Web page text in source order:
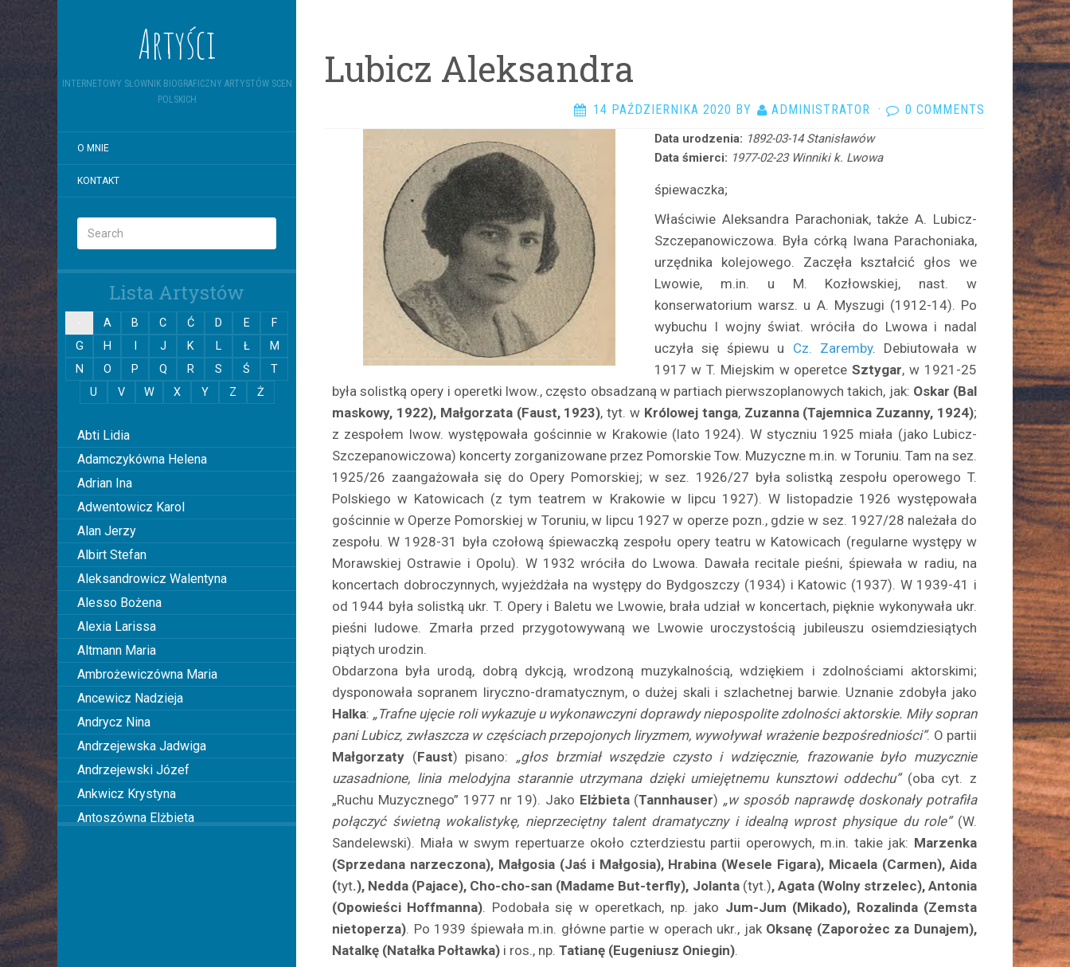
Artyści
INTERNETOWY SŁOWNIK BIOGRAFICZNY ARTYSTÓW SCEN
POLSKICH
O MNIE
KONTAKT
Lista Artystów
A B C Ć D E
F
G
H J K L Ł
M
N
O P Q R S Ś
T
U
V W X Y Z Ż
Abti Lidia
Adamczykówna Helena
Adrian Ina
Adwentowicz Karol
Alan Jerzy
Albirt Stefan
Aleksandrowicz Walentyna
Alesso Bożena
Alexia Larissa
Altmann Maria
Ambrożewiczówna Maria
Ancewicz Nadzieja
Andrycz Nina
Andrzejewska Jadwiga
Andrzejewski Józef
Ankwicz Krystyna
Antoszówna Elżbieta
Lubicz Aleksandra
14 PAŹDZIERNIKA 2020 BY ADMINISTRATOR · 0 COMMENTS
Data urodzenia: 1892-03-14 Stanisławów
Data śmierci: 1977-02-23 Winniki k. Lwowa
śpiewaczka;
Właściwie Aleksandra Parachoniak, tak­że A. Lubicz-
Szczepanowiczowa. Była córką Iwana Parachoniaka,
urzędnika kolejowego. Zaczęła kształcić głos we
Lwowie, m.in. u M. Kozłowskiej, nast. w
konserwatorium warsz. u A. Myszugi (1912-14). Po
wybuchu I wojny świat. wróciła do Lwowa i nadal
uczyła się śpiewu u Cz. Zaremby. Debiutowała w
1917 w T. Miejskim w operetceSztygar, w 1921-25
była solistką opery i operetki lwow., często obsadzaną w partiach pier­wszoplanowych takich, jak: Oskar (Bal
maskowy, 1922), Małgorzata (Faust, 1923), tyt. w Królowej tanga, Zuzanna (Tajemnica Zuzanny, 1924);
z ze­społem lwow. występowała gościnnie w Krakowie (lato 1924). W styczniu 1925 miała (jako Lubicz-
Szczepanowiczowa) koncerty zorganizowane przez Pomorskie Tow. Muzyczne m.in. w Toruniu. Tam na sez.
1925/26 zaangażowała się do Opery Pomor­skiej; w sez. 1926/27 była solistką zespołu opero­wego T.
Polskiego w Katowicach (z tym teatrem w Krakowie w lipcu 1927). W listopadzie 1926 występowała
gościnnie w Operze Pomorskiej w To­runiu, w lipcu 1927 w operze pozn., gdzie w sez. 1927/28 należała do
zespołu. W 1928-31 była czo­łową śpiewaczką zespołu opery teatru w Katowicach (regularne występy w
Morawskiej Ostrawie i Opolu). W 1932 wróciła do Lwowa. Dawała recitale pieśni, śpiewała w radiu, na
koncertach dobroczynnych, wy­jeżdżała na występy do Bydgoszczy (1934) i Katowic (1937). W 1939-41 i
od 1944 była solistką ukr. T. Opery i Baletu we Lwowie, brała udział w koncer­tach, pięknie wykonywała ukr.
pieśni ludowe. Zmarła przed przygotowywaną we Lwowie uroczystością ju­bileuszu osiemdziesiątych
piątych urodzin.
Obdarzona była urodą, dobrą dykcją, wrodzoną mu­zykalnością, wdziękiem i zdolnościami aktorskimi;
dysponowała sopranem liryczno-dramatycznym, o dużej skali i szlachetnej barwie. Uznanie zdobyła jako
Halka: „Trafne ujęcie roli wykazuje u wyko­nawczyni doprawdy niepospolite zdolności aktor­skie. Miły sopran
pani Lubicz, zwłaszcza w czę­ściach przepojonych liryzmem, wywoływał wrażenie bezpośredniości”. O partii
Małgorzaty (Faust) pisa­no: „głos brzmiał wszędzie czysto i wdzięcznie, frazowanie było muzycznie
uzasadnione, linia me­lodyjna starannie utrzymana dzięki umiejętnemu kunsztowi oddechu”(oba cyt. z
„Ruchu Muzycz­nego” 1977 nr 19). Jako Elżbieta(Tannhauser) „w sposób naprawdę doskonały potrafiła
połączyć świetną wokalistykę, nieprzeciętny talent dramaty­czny i idealną wprost physique du role”(W.
Sandelewski). Miała w swym repertuarze około czter­dziestu partii operowych, m.in. takie jak: Marzenka
(Sprzedana narzeczona), Małgosia (Jaś i Małgosia), Hrabina (Wesele Figara), Micaela (Carmen), Aida
(tyt.), Nedda (Pajace), Cho-cho-san (Madame But-terfly), Jolanta(tyt.), Agata (Wolny strzelec), Antonia
(Opowieści Hoffmanna). Podobała się w ope­retkach, np. jako Jum-Jum (Mikado), Rozalinda (Zemsta
nietoperza). Po 1939 śpiewała m.in. główne partie w operach ukr., jak Oksanę (Zaporożec za Dunajem),
Natalkę (Natałka Połtawka) i ros., np. Tatianę (Eugeniusz Oniegin).